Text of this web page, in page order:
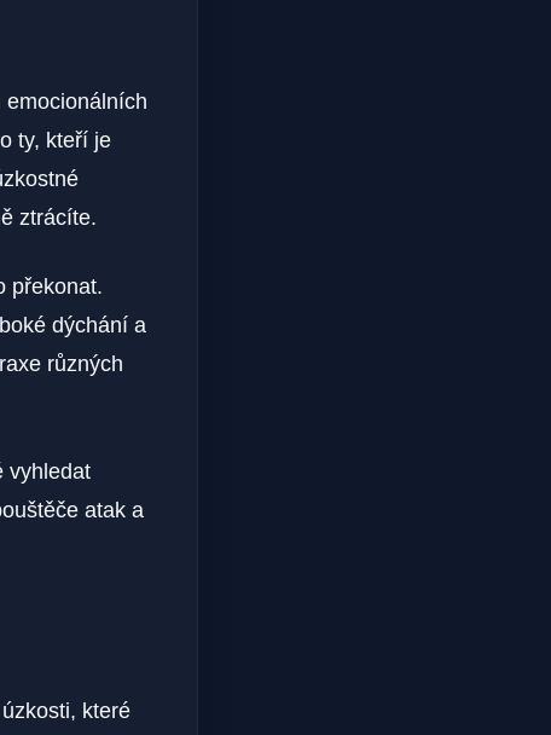
emocionálních
ty, kteří je
ztrácíte.
překonat.
dýchání a
různých
vyhledat
atak a
které